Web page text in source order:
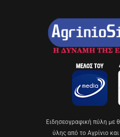
Eιδησεογραφική πύλη με
ύλης από το Αγρίνιο